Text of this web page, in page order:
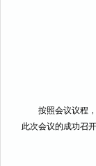
按照会议议程
此次会议的成功召